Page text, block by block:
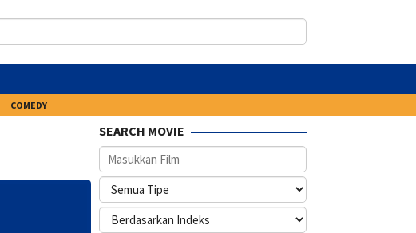
COMEDY
SEARCH MOVIE